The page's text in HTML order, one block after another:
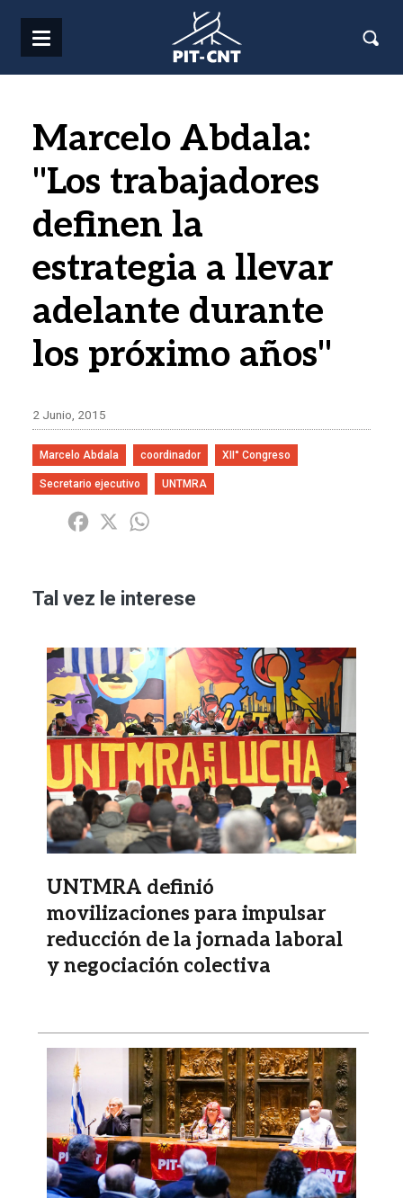
Marcelo Abdala:
"Los trabajadores
definen la
estrategia a llevar
adelante durante
los próximo años"
2 Junio, 2015
Marcelo Abdala coordinador XII° Congreso
Secretario ejecutivo UNTMRA
Share Facebook
X
Tal vez le interese
Imagen
UNTMRA definió
movilizaciones para impulsar
reducción de la jornada laboral
y negociación colectiva
Imagen